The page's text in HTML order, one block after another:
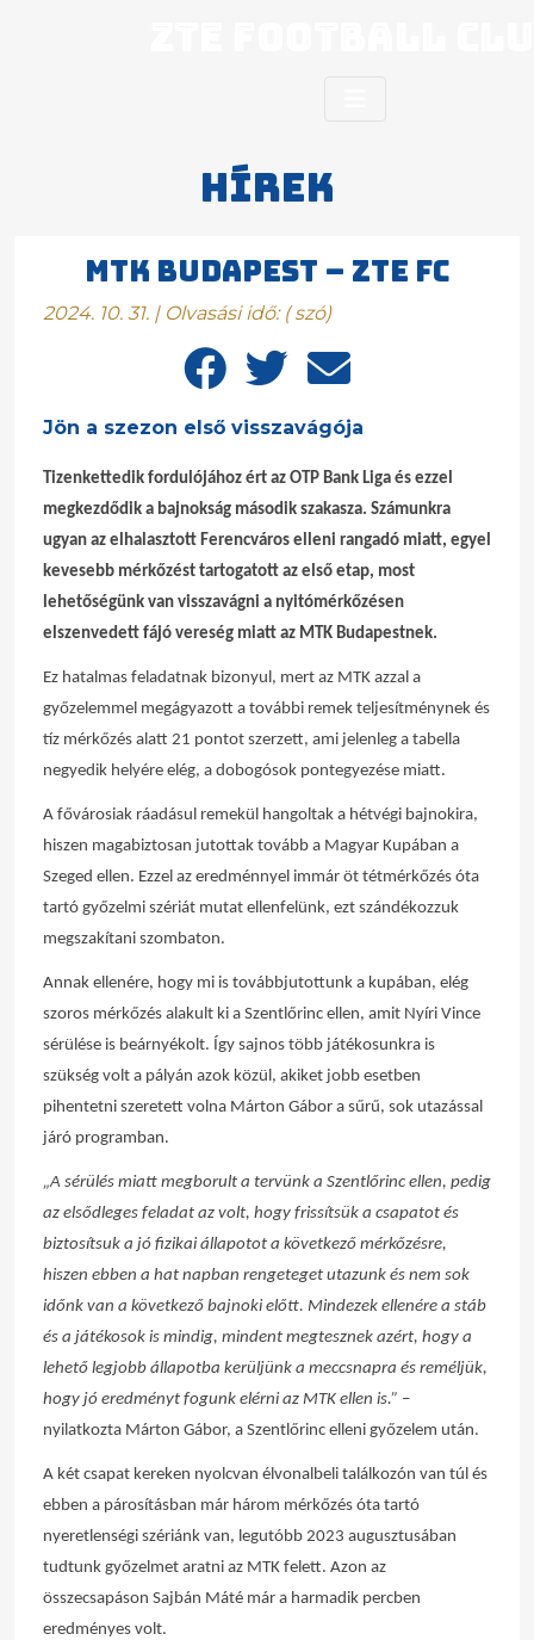
Hírek
MTK BUDAPEST – ZTE FC
2024. 10. 31. | Olvasási idő: (szó)
Jön a szezon első visszavágója
Tizenkettedik fordulójához ért az OTP Bank Liga és ezzel
megkezdődik a bajnokság második szakasza. Számunkra
ugyan az elhalasztott Ferencváros elleni rangadó miatt, egyel
kevesebb mérkőzést tartogatott az első etap, most
lehetőségünk van visszavágni a nyitómérkőzésen
elszenvedett fájó vereség miatt az MTK Budapestnek.
Ez hatalmas feladatnak bizonyul, mert az MTK azzal a
győzelemmel megágyazott a további remek teljesítménynek és
tíz mérkőzés alatt 21 pontot szerzett, ami jelenleg a tabella
negyedik helyére elég, a dobogósok pontegyezése miatt.
A fővárosiak ráadásul remekül hangoltak a hétvégi bajnokira,
hiszen magabiztosan jutottak tovább a Magyar Kupában a
Szeged ellen. Ezzel az eredménnyel immár öt tétmérkőzés óta
tartó győzelmi szériát mutat ellenfelünk, ezt szándékozzuk
megszakítani szombaton.
Annak ellenére, hogy mi is továbbjutottunk a kupában, elég
szoros mérkőzés alakult ki a Szentlőrinc ellen, amit Nyíri Vince
sérülése is beárnyékolt. Így sajnos több játékosunkra is
szükség volt a pályán azok közül, akiket jobb esetben
pihentetni szeretett volna Márton Gábor a sűrű, sok utazással
járó programban.
„A sérülés miatt megborult a tervünk a Szentlőrinc ellen, pedig
az elsődleges feladat az volt, hogy frissítsük a csapatot és
biztosítsuk a jó fizikai állapotot a következő mérkőzésre,
hiszen ebben a hat napban rengeteget utazunk és nem sok
időnk van a következő bajnoki előtt. Mindezek ellenére a stáb
és a játékosok is mindig, mindent megtesznek azért, hogy a
lehető legjobb állapotba kerüljünk a meccsnapra és reméljük,
hogy jó eredményt fogunk elérni az MTK ellen is.” –
nyilatkozta Márton Gábor, a Szentlőrinc elleni győzelem után.
A két csapat kereken nyolcvan élvonalbeli találkozón van túl és
ebben a párosításban már három mérkőzés óta tartó
nyeretlenségi szériánk van, legutóbb 2023 augusztusában
tudtunk győzelmet aratni az MTK felett. Azon az
összecsapáson Sajbán Máté már a harmadik percben
eredményes volt.